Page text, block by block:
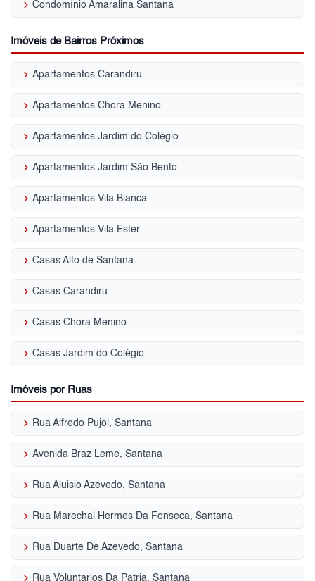
keyboard_arrow_right Condomínio Amaralina Santana
Imóveis de Bairros Próximos
keyboard_arrow_right Apartamentos Carandiru
keyboard_arrow_right Apartamentos Chora Menino
keyboard_arrow_right Apartamentos Jardim do Colégio
keyboard_arrow_right Apartamentos Jardim São Bento
keyboard_arrow_right Apartamentos Vila Bianca
keyboard_arrow_right Apartamentos Vila Ester
keyboard_arrow_right Casas Alto de Santana
keyboard_arrow_right Casas Carandiru
keyboard_arrow_right Casas Chora Menino
keyboard_arrow_right Casas Jardim do Colégio
Imóveis por Ruas
keyboard_arrow_right Rua Alfredo Pujol, Santana
keyboard_arrow_right Avenida Braz Leme, Santana
keyboard_arrow_right Rua Aluisio Azevedo, Santana
keyboard_arrow_right Rua Marechal Hermes Da Fonseca, Santana
keyboard_arrow_right Rua Duarte De Azevedo, Santana
Rua Voluntarios Da Patria, Santana